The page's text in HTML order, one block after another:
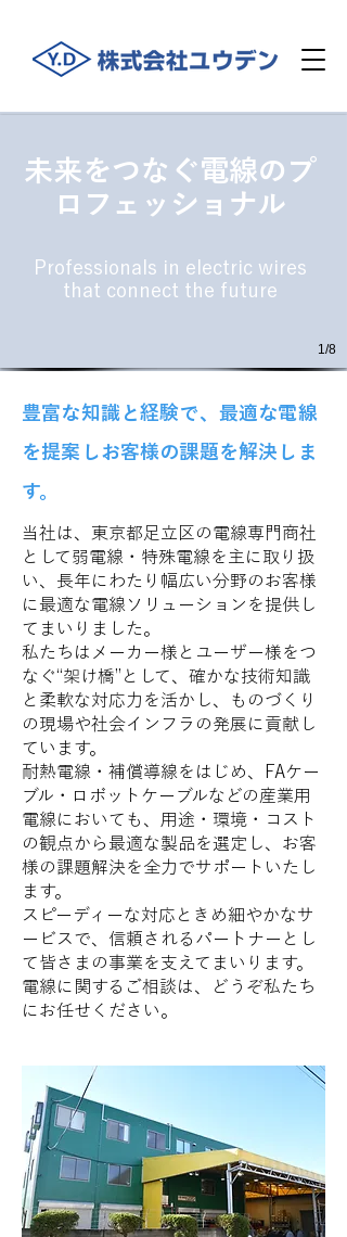
1/8
未来をつなぐ電線のプ
ロフェッショナル
Professionals in electric wires
that connect the future
豊富な知識と経験で、最適な電線
を提案しお客様の課題を解決しま
す。
当社は、東京都足立区の電線専門商社
として弱電線・特殊電線を主に取り扱
い、長年にわたり幅広い分野のお客様
に最適な電線ソリューションを提供し
てまいりました。
私たちはメーカー様とユーザー様をつ
なぐ“架け橋”として、確かな技術知識
と柔軟な対応力を活かし、ものづくり
の現場や社会インフラの発展に貢献し
ています。
耐熱電線・補償導線をはじめ、FAケー
ブル・ロボットケーブルなどの産業用
電線においても、用途・環境・コスト
の観点から最適な製品を選定し、お客
様の課題解決を全力でサポートいたし
ます。
スピーディーな対応ときめ細やかなサ
ービスで、信頼されるパートナーとし
て皆さまの事業を支えてまいります。
電線に関するご相談は、どうぞ私たち
にお任せください。